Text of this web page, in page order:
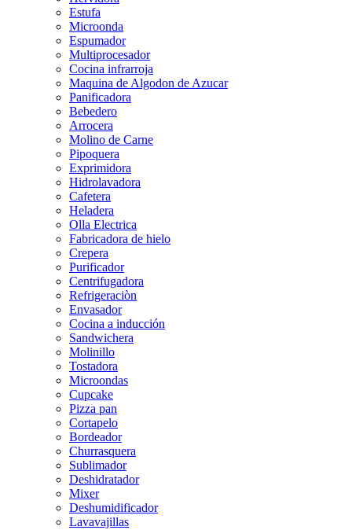
Estufa
Microonda
Espumador
Multiprocesador
Cocina infrarroja
Maquina de Algodon de Azucar
Panificadora
Bebedero
Arrocera
Molino de Carne
Pipoquera
Exprimidora
Hidrolavadora
Cafetera
Heladera
Olla Electrica
Fabricadora de hielo
Crepera
Purificador
Centrifugadora
Refrigeraciòn
Envasador
Cocina a inducción
Sandwichera
Molinillo
Tostadora
Microondas
Cupcake
Pizza pan
Cortapelo
Bordeador
Churrasquera
Sublimador
Deshidratador
Mixer
Deshumidificador
Lavavajillas